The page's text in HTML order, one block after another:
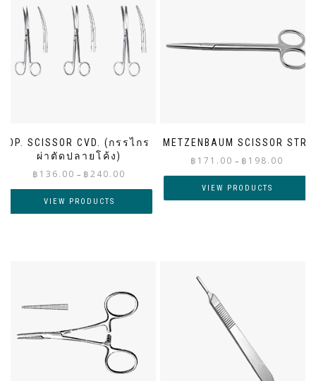
OP. SCISSOR CVD. (กรรไกร
ผ่าตัดปลายโค้ง)
฿ 136.00 – ฿240.00
through
VIEW PRODUCTS
METZENBAUM SCISSOR STR.
฿ 171.00 – ฿ 198.00
through
VIEW PRODUCTS